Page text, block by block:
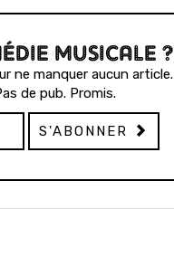
MUSICALE ?
ne manquer aucun article.
de pub. Promis.
S'ABONNER